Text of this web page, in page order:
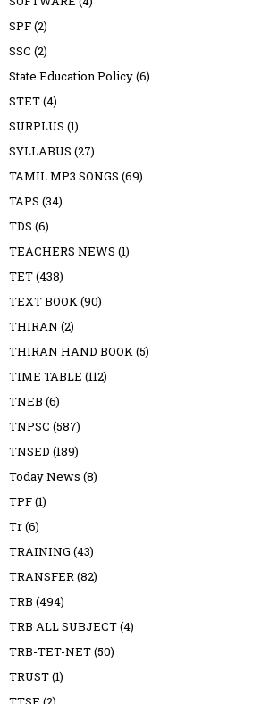
SPF(2)
SSC (2)
State Education Policy(6)
STET(4)
SURPLUS (1)
SYLLABUS (27)
TAMIL MP3 SONGS (69)
TAPS (34)
TDS (6)
TEACHERS NEWS (1)
TET(438)
TEXT BOOK(90)
THIRAN (2)
THIRAN HAND BOOK(5)
TIME TABLE (112)
TNEB (6)
TNPSC (587)
TNSED (189)
Today News (8)
TPF(1)
Tr(6)
TRAINING (43)
TRANSFER(82)
TRB (494)
TRB ALL SUBJECT(4)
TRB-TET-NET(50)
TRUST(1)